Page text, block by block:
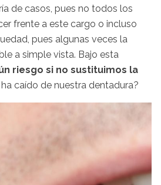
de casos, pues no todos los
frente a este cargo o incluso
pues algunas veces la
a simple vista. Bajo esta
riesgo si no sustituimos la
caído de nuestra dentadura?